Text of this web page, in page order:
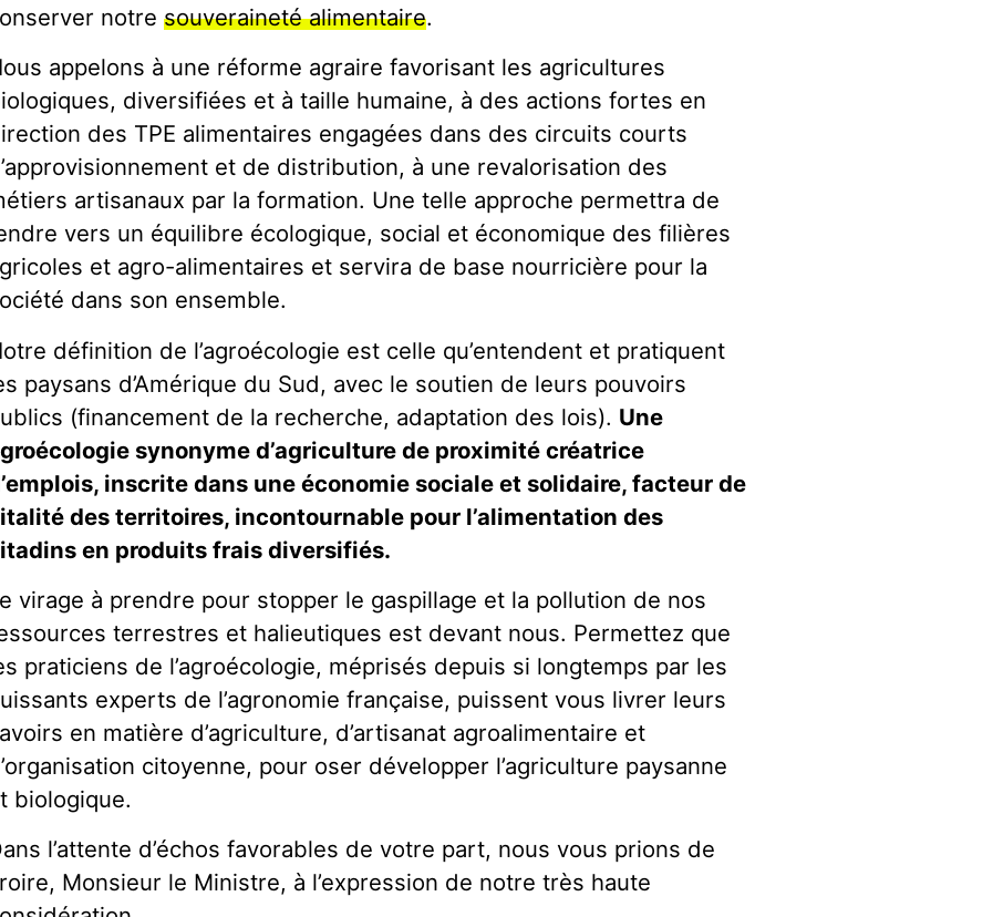
notresouveraineté alimentaire.
appelons à une réforme agraire favorisant les agricultures
diversifiées et à taille humaine, à des actions fortes en
des TPE alimentaires engagées dans des circuits courts
et de distribution, à une revalorisation des
artisanaux par la formation. Une telle approche permettra de
vers un équilibre écologique, social et économique des filières
et agro-alimentaires et servira de base nourricière pour la
dans son ensemble.
définition de l’agroécologie est celle qu’entendent et pratiquent
paysans d’Amérique du Sud, avec le soutien de leurs pouvoirs
(financement de la recherche, adaptation des lois). Une
synonyme d’agriculture de proximité créatrice
inscrite dans une économie sociale et solidaire, facteur de
des territoires, incontournable pour l’alimentation des
en produits frais diversifiés.
virage à prendre pour stopper le gaspillage et la pollution de nos
terrestres et halieutiques est devant nous. Permettez que
praticiens de l’agroécologie, méprisés depuis si longtemps par les
experts de l’agronomie française, puissent vous livrer leurs
en matière d’agriculture, d’artisanat agroalimentaire et
citoyenne, pour oser développer l’agriculture paysanne
biologique.
l’attente d’échos favorables de votre part, nous vous prions de
Monsieur le Ministre, à l’expression de notre très haute